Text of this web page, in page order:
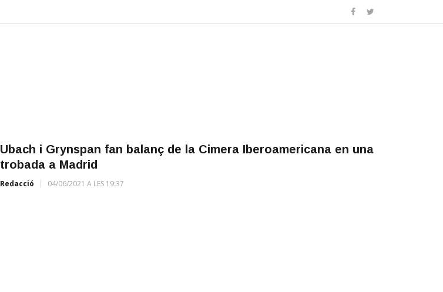
Ubach i Grynspan fan balanç de la Cimera Iberoamericana en una
trobada a Madrid
Redacció 04/06/2021 A LES 19:37